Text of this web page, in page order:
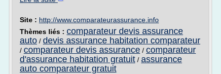
Site : http://www.comparateurassurance.info
Thèmes liés : comparateur devis assurance
auto / devis assurance habitation comparateur
/ comparateur devis assurance / comparateur
d'assurance habitation gratuit / assurance
auto comparateur gratuit